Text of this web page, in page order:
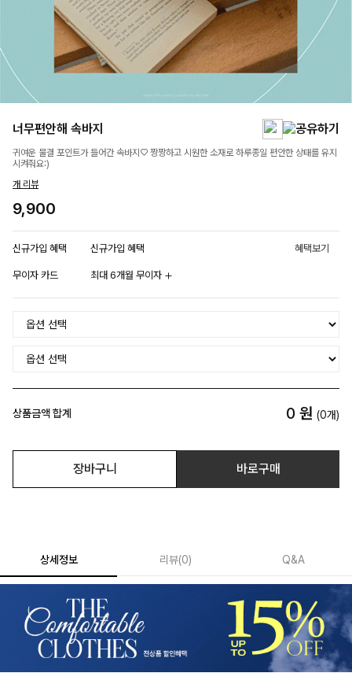
너무편안해 속바지
귀여운 물결 포인트가 들어간 속바지♡ 짱짱하고 시원한 소재로 하루종일 편안한 상태를 유지
시켜줘요:)
개 리뷰
9,900
신규가입 혜택 신규가입 혜택 혜택보기
무이자 카드 최대 6개월 무이자
상품금액 합계 0 원 (0개)
장바구니 바로구매
상세정보 리뷰(0) Q&A